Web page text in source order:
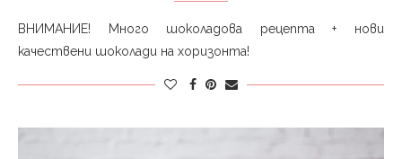
ВНИМАНИЕ! Много шоколадова рецепта + нови
качествени шоколади на хоризонта!⁣